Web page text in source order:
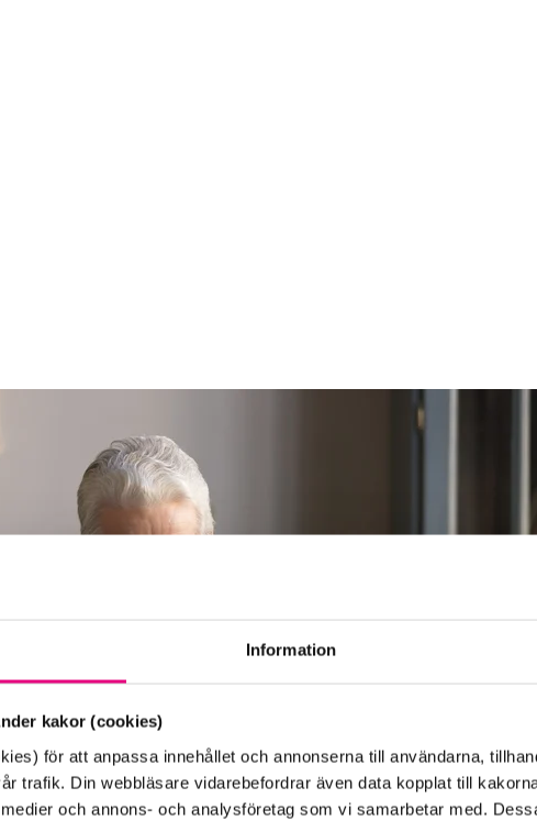
Information
kakor (cookies)
för att anpassa innehållet och annonserna till användarna,
trafik. Din webbläsare vidarebefordrar även data kopplat till
och annons- och analysföretag som vi samarbetar med.